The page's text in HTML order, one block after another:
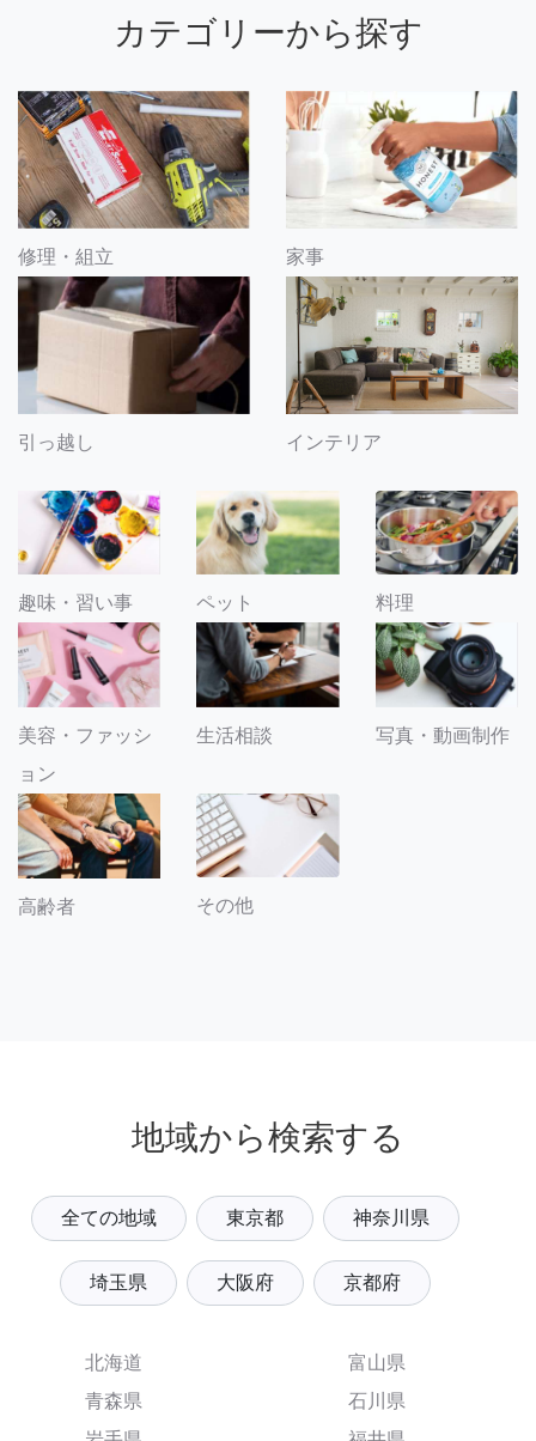
カテゴリーから探す
修理・組立 家事
引っ越し インテリア
趣味・習い事 ペット 料理
美容・ファッシ
ョン
生活相談 写真・動画制作
高齢者 その他
地域から検索する
全ての地域 東京都 神奈川県
埼玉県 大阪府 京都府
北海道
青森県
富山県
石川県